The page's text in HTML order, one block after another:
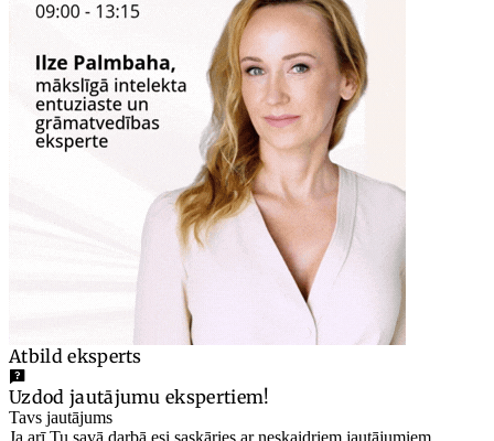
Atbild eksperts
Uzdod jautājumu ekspertiem!
Tavs jautājums
Ja arī Tu savā darbā esi saskāries ar neskaidriem jautājumiem